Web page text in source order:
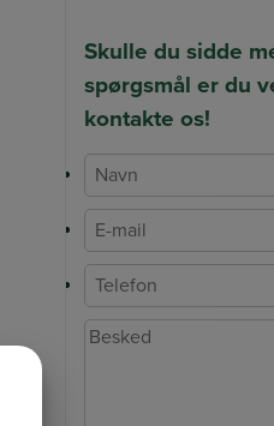
Skulle du sidde
spørgsmål er du
kontakte os!